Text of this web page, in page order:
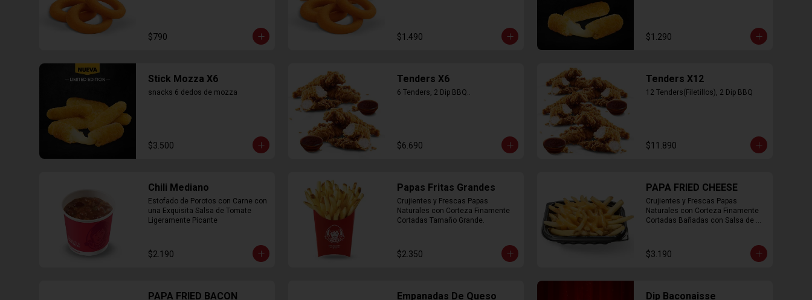
$790 $1.490 $1.290
Stick Mozza X6
snacks 6 dedos de mozza
$3.500
Tenders X6
6 Tenders, 2 Dip BBQ..
$6.690
Tenders X12
12 Tenders(Filetillos), 2 Dip BBQ
$11.890
Chili Mediano
Estofado de Porotos con Carne con
una Exquisita Salsa de Tomate
Ligeramente Picante
$2.190
Papas Fritas Grandes
Crujientes y Frescas Papas
Naturales con Corteza Finamente
Cortadas Tamaño Grande.
$2.350
PAPA FRIED CHEESE
Crujientes y Frescas Papas
Naturales con Corteza Finamente
Cortadas Bañadas con Salsa de
$3.190
PAPA FRIED BACON Empanadas De Queso Dip Baconaisse